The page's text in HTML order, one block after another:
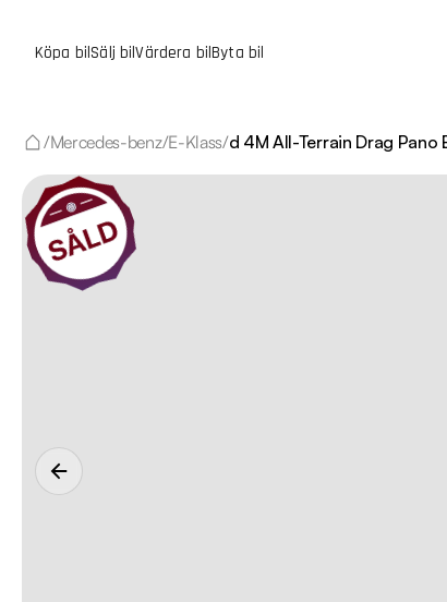
Köpa bilSälj bilVärdera bilByta bil
/Mercedes-benz/E-Klass/d 4M All-Terrain Drag Pano